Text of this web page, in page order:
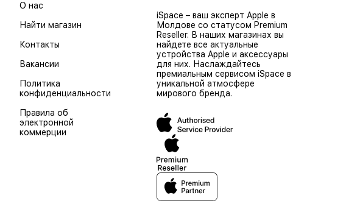
О нас
Найти магазин
Контакты
Вакансии
Политика
конфиденциальности
Правила об
электронной
коммерции
iSpace – ваш эксперт Apple в
Молдове со статусом Premium
Reseller. В наших магазинах вы
найдете все актуальные
устройства Apple и аксессуары
для них. Наслаждайтесь
премиальным сервисом iSpace в
уникальной атмосфере
мирового бренда.